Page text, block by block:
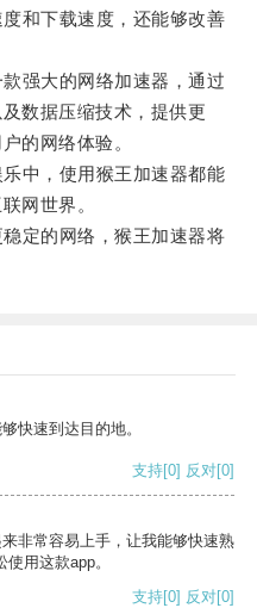
和下载速度，还能够改善
强大的网络加速器，通过
数据压缩技术，提供更
的网络体验。
中，使用猴王加速器都能
网世界。
定的网络，猴王加速器将
快速到达目的地。
支持[0] 反对[0]
非常容易上手，让我能够快速熟
用这款app。
支持[0] 反对[0]